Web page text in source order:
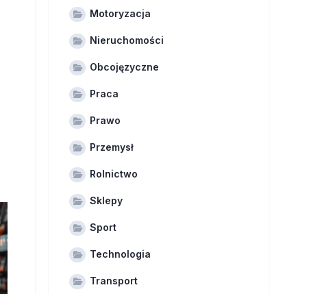
Motoryzacja
Nieruchomości
Obcojęzyczne
Praca
Prawo
Przemysł
Rolnictwo
Sklepy
Sport
Technologia
Transport